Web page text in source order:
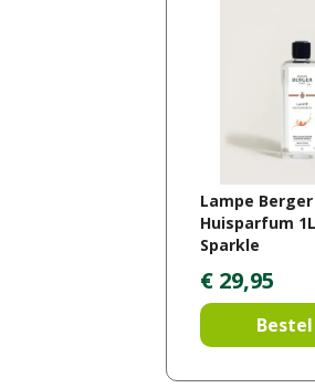
Lampe Berger
Huisparfum
Sparkle
€ 29,95